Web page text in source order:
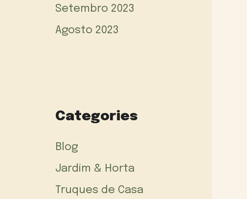
Setembro 2023
Agosto 2023
Categories
Blog
Jardim & Horta
Truques de Casa